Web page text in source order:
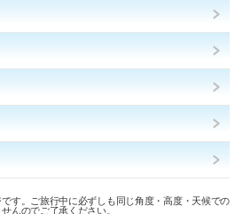
す。ご旅行中に必ずしも同じ角度・高度・天候での
んのでご了承ください。